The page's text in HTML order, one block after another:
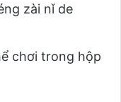
zài nǐ de
chơi trong hộp